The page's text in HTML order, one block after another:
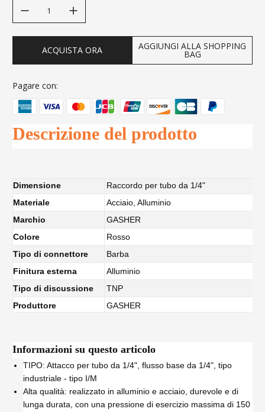
ACQUISTA ORA AGGIUNGI ALLA SHOPPING
BAG
Pagare con:
Descrizione del prodotto
Dimensione
Raccordo per tubo da 1/4"
Materiale
Acciaio, Alluminio
Marchio
GASHER
Colore
Rosso
Tipo di connettore
Barba
Finitura esterna
Alluminio
Tipo di discussione
TNP
Produttore
GASHER
Informazioni su questo articolo
TIPO: Attacco per tubo da 1/4", flusso base da 1/4", tipo
industriale - tipo I/M
Alta qualità: realizzato in alluminio e acciaio, durevole e di
lunga durata, con una pressione di esercizio massima di 150